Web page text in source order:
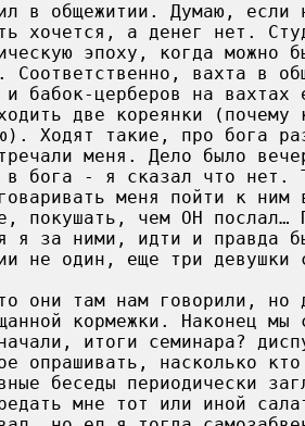
в общежитии. Думаю, если
хочется, а денег нет.
эпоху, когда можно
вахта в
и бабок-церберов на вахтах
две кореянки (почему
Ходят такие, про бога
меня. Дело было
в бога - я сказал что нет.
меня пойти к
покушать, чем ОН послал…
я за ними, идти и правда
не один, еще три девушки
они там нам говорили, но
кормежки. Наконец мы
итоги семинара?
опрашивать, насколько
беседы периодически
мне тот или иной